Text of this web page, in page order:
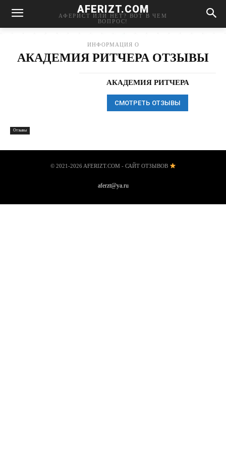
AFERIZT.COM
АФЕРИСТ ИЛИ НЕТ? ВОТ В ЧЕМ
ВОПРОС!
ИНФОРМАЦИЯ О
АКАДЕМИЯ РИТЧЕРА ОТЗЫВЫ
Отзывы
АКАДЕМИЯ РИТЧЕРА
СМОТРЕТЬ ОТЗЫВЫ
© 2021-2026 AFERIZT.COM - САЙТ ОТЗЫВОВ
aferzt@ya.ru